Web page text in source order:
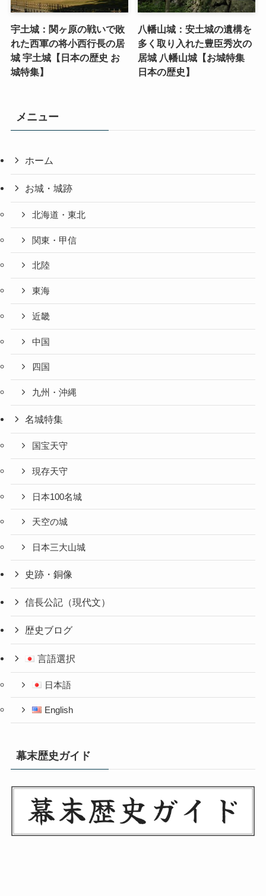
宇土城：関ヶ原の戦いで敗
れた西軍の将小西行長の居
城 宇土城【日本の歴史 お
城特集】
八幡山城：安土城の遺構を
多く取り入れた豊臣秀次の
居城 八幡山城【お城特集
日本の歴史】
メニュー
ホーム
お城・城跡
北海道・東北
関東・甲信
北陸
東海
近畿
中国
四国
九州・沖縄
名城特集
国宝天守
現存天守
日本100名城
天空の城
日本三大山城
史跡・銅像
信長公記（現代文）
歴史ブログ
言語選択
日本語
English
幕末歴史ガイド